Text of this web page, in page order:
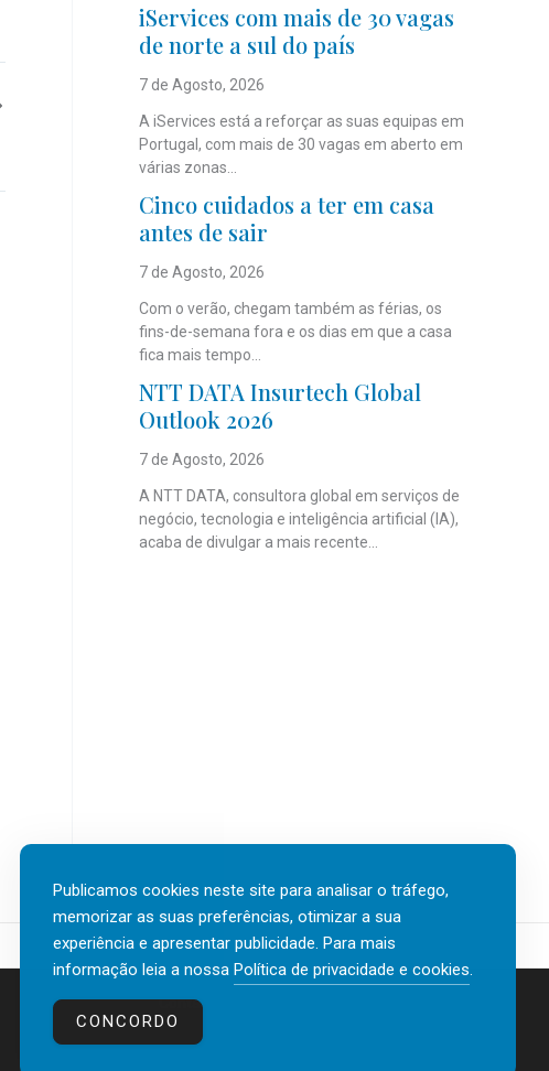
iServices com mais de 30 vagas
de norte a sul do país
7 de Agosto, 2026
A iServices está a reforçar as suas equipas em
Portugal, com mais de 30 vagas em aberto em
várias zonas...
Cinco cuidados a ter em casa
antes de sair
7 de Agosto, 2026
Com o verão, chegam também as férias, os
fins-de-semana fora e os dias em que a casa
fica mais tempo...
NTT DATA Insurtech Global
Outlook 2026
7 de Agosto, 2026
A NTT DATA, consultora global em serviços de
negócio, tecnologia e inteligência artificial (IA),
acaba de divulgar a mais recente...
Contactos
Publicamos cookies neste site para analisar o tráfego,
memorizar as suas preferências, otimizar a sua
experiência e apresentar publicidade. Para mais
informação leia a nossa Política de privacidade e cookies.
CONCORDO